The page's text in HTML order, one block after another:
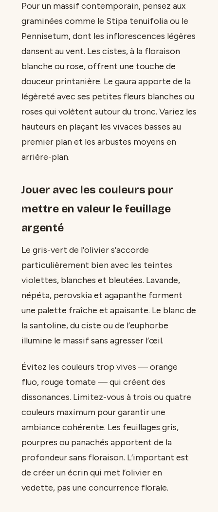
Pour un massif contemporain, pensez aux
graminées comme le Stipa tenuifolia ou le
Pennisetum, dont les inflorescences légères
dansent au vent. Les cistes, à la floraison
blanche ou rose, offrent une touche de
douceur printanière. Le gaura apporte de la
légèreté avec ses petites fleurs blanches ou
roses qui volètent autour du tronc. Variez les
hauteurs en plaçant les vivaces basses au
premier plan et les arbustes moyens en
arrière-plan.
Jouer avec les couleurs pour
mettre en valeur le feuillage
argenté
Le gris-vert de l’olivier s’accorde
particulièrement bien avec les teintes
violettes, blanches et bleutées. Lavande,
népéta, perovskia et agapanthe forment
une palette fraîche et apaisante. Le blanc de
la santoline, du ciste ou de l’euphorbe
illumine le massif sans agresser l’œil.
Évitez les couleurs trop vives — orange
fluo, rouge tomate — qui créent des
dissonances. Limitez-vous à trois ou quatre
couleurs maximum pour garantir une
ambiance cohérente. Les feuillages gris,
pourpres ou panachés apportent de la
profondeur sans floraison. L’important est
de créer un écrin qui met l’olivier en
vedette, pas une concurrence florale.